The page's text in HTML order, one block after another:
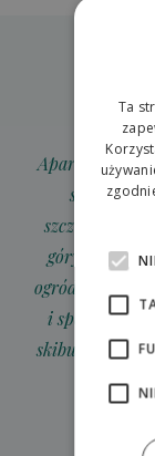
Apartamenty
szczególności
góry, strefę
ogród z grillami
i spokój,
skibusa zaraz
Ta